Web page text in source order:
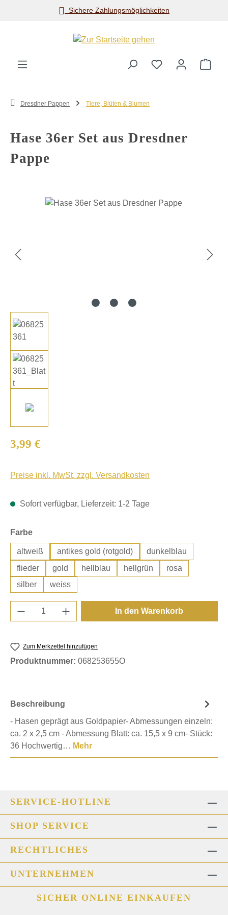
Zum Hauptinhalt springenSichere Zahlungsmöglichkeiten
Dresdner Pappen Tiere, Blüten & Blumen
Hase 36er Set aus Dresdner
Pappe
Bildergalerie überspringen
Regulärer Preis:
3,99 €
Preise inkl. MwSt. zzgl. Versandkosten
Sofort verfügbar, Lieferzeit: 1-2 Tage
Farbeauswählen
altweiß antikes gold (rotgold)
dunkelblau
flieder
gold hellblau hellgrün
rosa
silber
weiss
Produkt Anzahl: Gib den gewünschten
In den Warenkorb
Zum Merkzettel hinzufügen
Produktnummer: 068253655O
Beschreibung
- Hasen geprägt aus Goldpapier- Abmessungen einzeln:
ca. 2 x 2,5 cm - Abmessung Blatt: ca. 15,5 x 9 cm- Stück:
36 Hochwertig… Mehr
SERVICE-HOTLINE
SHOP SERVICE
RECHTLICHES
UNTERNEHMEN
SICHER ONLINE EINKAUFEN